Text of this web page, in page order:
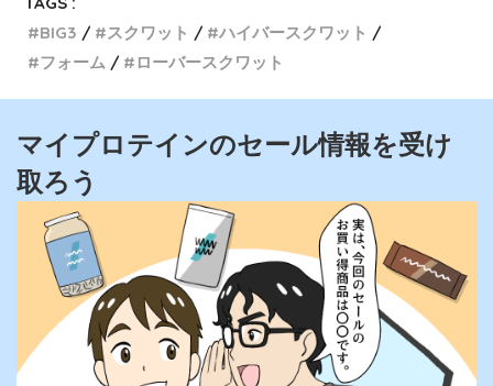
BIG3
スクワット
ハイバースクワット
フォーム
ローバースクワット
マイプロテインのセール情報を受け
取ろう